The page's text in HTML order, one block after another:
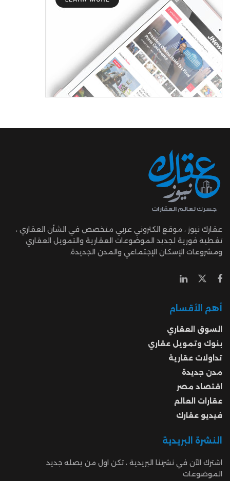
عقارك نيوز ، موقع الكتروني عربي متخصص في الشأن العقاري ،
تغطية فورية لجديد الموضوعات العقارية والتمويل العقاري
ومشروعات الإسكان الإجتماعي والمدن الجديدة.
أهم الأقسام
السوق العقاري
بنوك وتمويل عقاري
تداولات عقارية
مدن جديدة
اقتصاد مصر
عقارات العالم
فيديو عقارك
النشرة البريدية
اشترك الآن في نشرتنا البريدية ، تكن اول من يصله جديد
الموضوعات